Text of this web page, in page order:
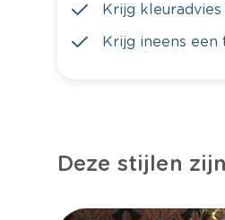
Krijg
Krijg ineens een
Deze stijlen